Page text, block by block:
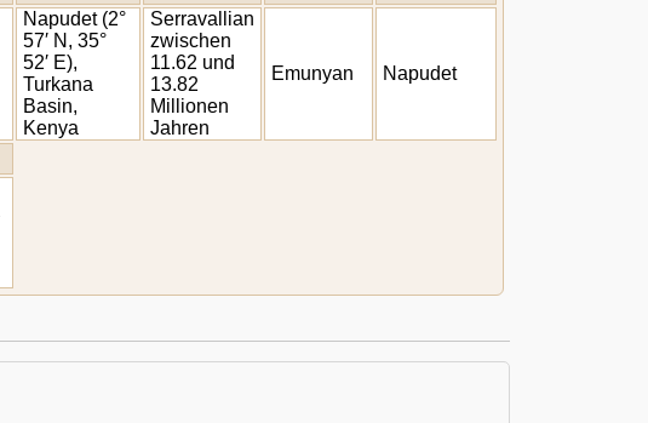
Napudet (2°
57′ N, 35°
52′ E),
Turkana
Basin,
Kenya
Serravallian
zwischen
11.62 und
13.82
Millionen
Jahren
Emunyan Napudet